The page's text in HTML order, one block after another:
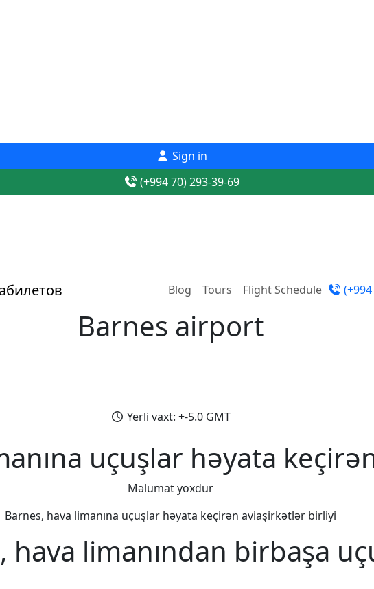
Sign in
(+994 70) 293-39-69
Blog Tours Flight Schedule
Barnes airport
Yerli vaxt: +-5.0 GMT
uçuşlar həyata
Məlumat yoxdur
Barnes, hava limanına uçuşlar həyata keçirən aviaşirkətlər birliyi
hava limanından birbaşa